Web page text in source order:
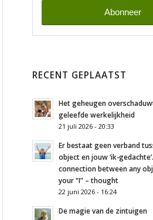
RECENT GEPLAATST
Het geheugen
geleefde werkelijkheid
21 juli 2026 - 20:33
Er bestaat geen verband
object en jouw ‘ik-
connection between any
your “I” – thought
22 juni 2026 - 16:24
De magie van de zintuigen